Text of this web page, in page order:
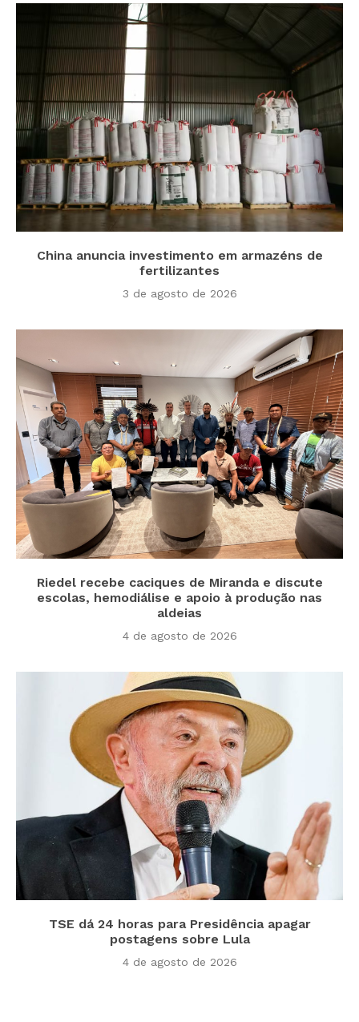
China anuncia investimento em armazéns de
fertilizantes
3 de agosto de 2026
Riedel recebe caciques de Miranda e discute
escolas, hemodiálise e apoio à produção nas
aldeias
4 de agosto de 2026
TSE dá 24 horas para Presidência apagar
postagens sobre Lula
4 de agosto de 2026